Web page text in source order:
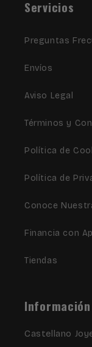
Servicios
Preguntas
Envíos
Aviso Legal
Términos y
Política de
Política de
Conoce
Financia con
Tiendas
Castellano